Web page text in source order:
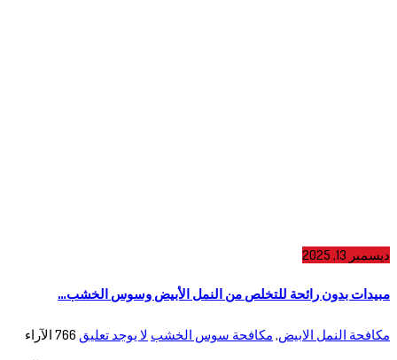
ديسمبر 13, 2025
مبيدات بدون رائحة للتخلص من النمل الأبيض وسوس الخشب…
مكافحة النمل الابيض,مكافحة سوس الخشبلا يوجد تعليق 766الآراء